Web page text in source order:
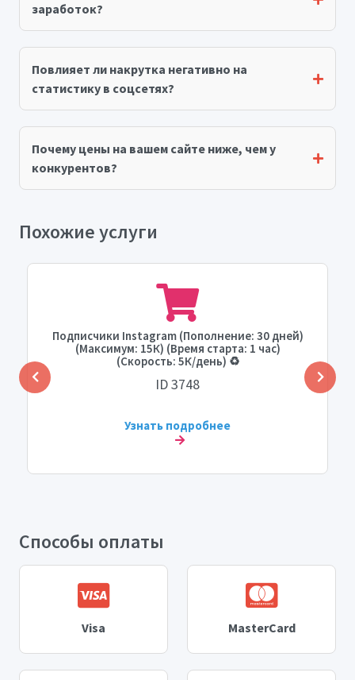
заработок?
Повлияет ли накрутка негативно на
статистику в соцсетях?
Почему цены на вашем сайте ниже, чем у
конкурентов?
Похожие услуги
Подписчики Instagram (Пополнение: 30 дней)
(Максимум: 15К) (Время старта: 1 час)
(Скорость: 5К/день) ♻️
ID 3748
Узнать подробнее
Способы оплаты
Visa MasterCard